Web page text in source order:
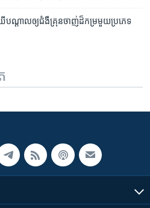
ឈើ​បណ្តាល​ឲ្យ​ជំងឺ​គ្រុនចាញ់​ដ៏​កម្រ​មួយ​ប្រភេទ​